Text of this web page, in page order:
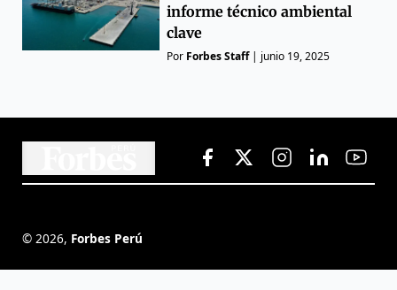
informe técnico ambiental
clave
Por Forbes Staff| junio 19, 2025
© 2026, Forbes Perú